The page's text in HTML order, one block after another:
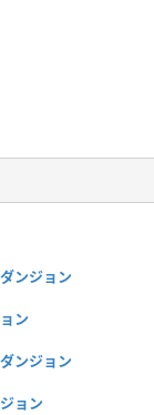
ンジョン
ン
ンジョン
ョン